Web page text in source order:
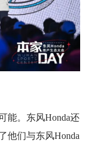
。东风Honda还
他们与东风Honda